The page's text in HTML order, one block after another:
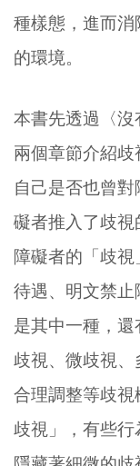
種樣態，進而
的環境。
本書先透過〈沒
兩個章節介紹
自己是否也曾
礙者推入了歧
障礙者的「歧視
待遇、明文禁
是其中一種，
歧視、微歧視
合理調整等歧
歧視」，有些